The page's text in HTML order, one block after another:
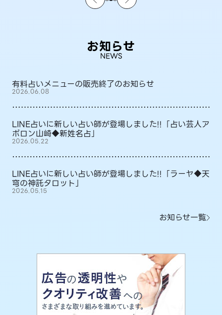
お知らせ
NEWS
有料占いメニューの販売終了のお知らせ
2026.06.08
LINE占いに新しい占い師が登場しました!!「占い芸人ア
ポロン山崎◆新姓名占」
2026.05.22
LINE占いに新しい占い師が登場しました!!「ラーヤ◆天
穹の神託タロット」
2026.05.15
お知らせ一覧